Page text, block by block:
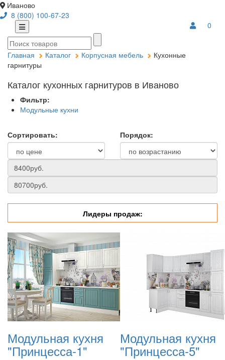
Иваново
8 (800) 100-67-23
0
Главная Каталог Корпусная мебель
Кухонные
гарнитуры
Каталог кухонных гарнитуров в Иваново
Фильтр:
Модульные кухни
Сортировать: Порядок:
Лидеры продаж:
Модульная кухня
"Принцесса-1"
Модульная кухня
"Принцесса-5"